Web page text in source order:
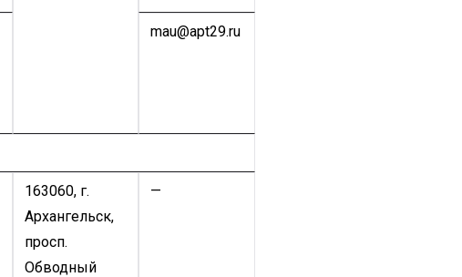
mau@apt29.ru
163060, г.
Архангельск,
просп.
Обводный
—